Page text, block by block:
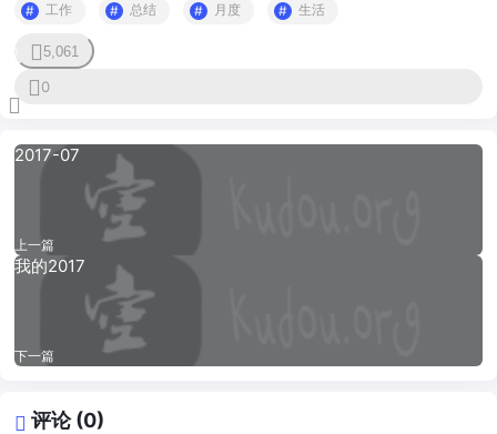
工作 总结 月度 生活
5,061
0
2017-07
上一篇
我的2017
下一篇
评论 (0)